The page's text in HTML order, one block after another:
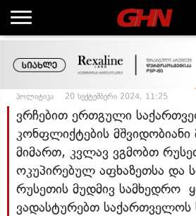
პოლიტიკა 20 სექტემბერი 2024, 11:25
ვრჩებით ერთგული
კონფლიქტების მშვიდობიანი
მიმართ, კვლავ ვგმობთ
ოკუპირებულ აფხაზეთსა და
რუსეთის მუდმივ სამხედრო
ვადასტურებთ საქართველოს